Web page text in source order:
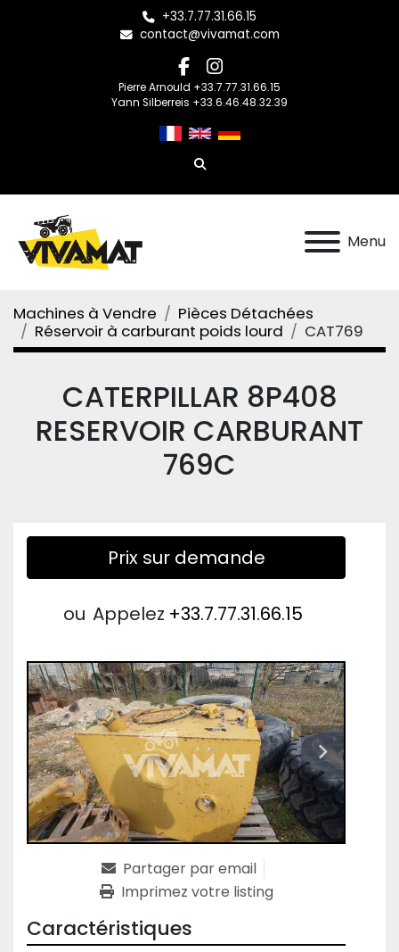
+33.7.77.31.66.15
contact@vivamat.com
facebook
instagram
Pierre Arnould +33.7.77.31.66.15
Yann Silberreis +33.6.46.48.32.39
Rechercher
Menu
Machines à Vendre
Pièces Détachées
Réservoir à carburant poids lourd
CAT769
CATERPILLAR 8P408
RESERVOIR CARBURANT
769C
Prix sur demande
ou Appelez +33.7.77.31.66.15
Partager par email
Imprimez votre listing
Caractéristiques